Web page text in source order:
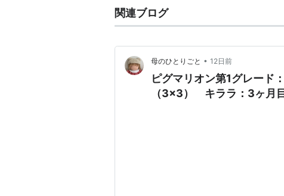
その際、相棒の乗り物であるガラティ
われていた。
ピグマリオン )
Pygmalion.
ギリシャ神話に登場する、若きキプロ
関連ブログ
母のひとりごと • 12日前
ピグマリオン第1グレード
（3×3） キララ：3ヶ月